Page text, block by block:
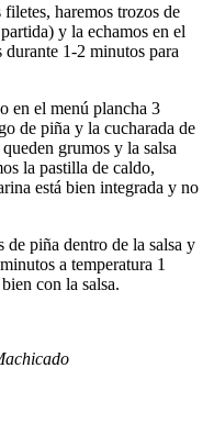
haremos trozos de
y la echamos en el
1-2 minutos para
en el menú plancha 3
de piña y la cucharada de
grumos y la salsa
la pastilla de caldo,
está bien integrada y no
de piña dentro de la salsa y
a temperatura 1
con la salsa.